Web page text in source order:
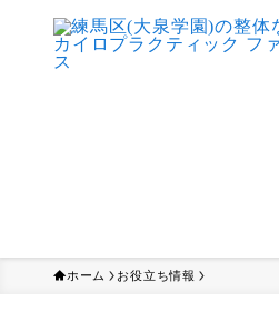
ホーム お役立ち情報